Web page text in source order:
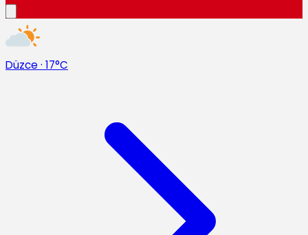
Düzce · 17°C